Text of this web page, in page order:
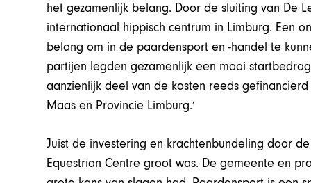
het gezamenlijk belang. Door de sluiting van De
internationaal hippisch centrum in Limburg. Een
belang om in de paardensport en -handel te
partijen legden gezamenlijk een mooi
aanzienlijk deel van de kosten reeds
Maas en Provincie Limburg.’
Juist de investering en krachtenbundeling door
Equestrian Centre groot was. De gemeente en